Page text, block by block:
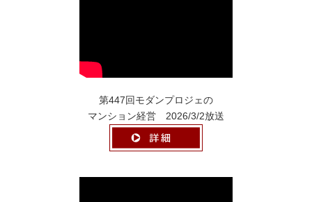
第447回モダンプロジェの
マンション経営 2026/3/2放送